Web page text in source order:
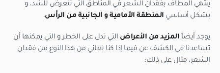
ينتهي المطاف بفقدان الشعر في المناطق التي تتعرض للشد، و
بشكل أساسي المنطقة الأمامية و الجانبية من الرأس.
يوجد أيضاً المزيد من الأعراض التي تدل على الخطر و التي يمكنها أن
تساعدنا في الكشف عن فيما إذا كنا نعاني من هذا النوع من فقدان
الشعر، مثال على ذلك: